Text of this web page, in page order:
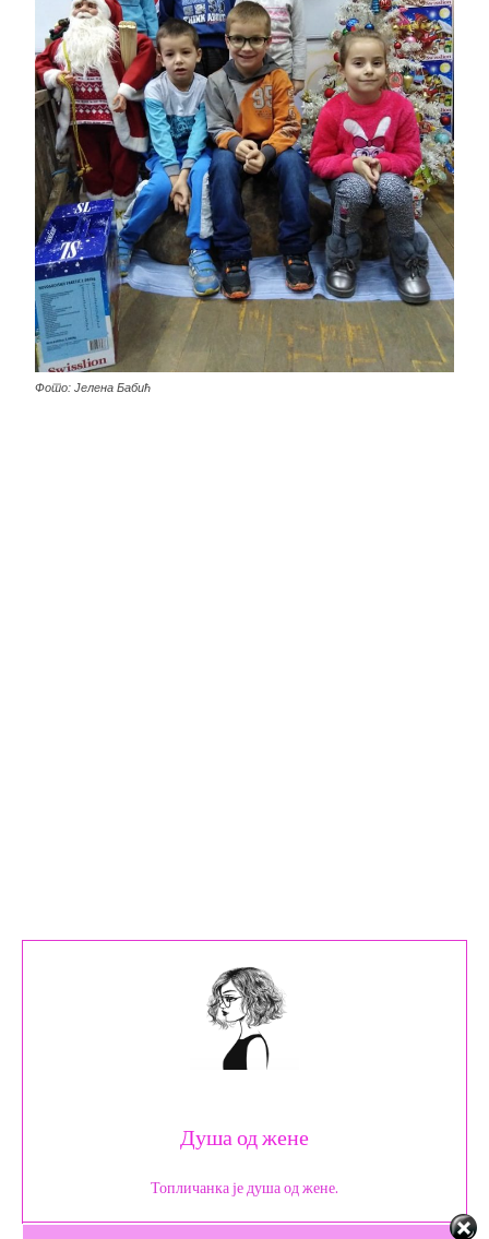
Фото: Јелена Бабић
Душа од жене
Топличанка је душа од жене.